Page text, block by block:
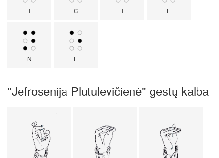
I C I E
N E
"Jefrosenija Plutulevičienė" gestų kalba